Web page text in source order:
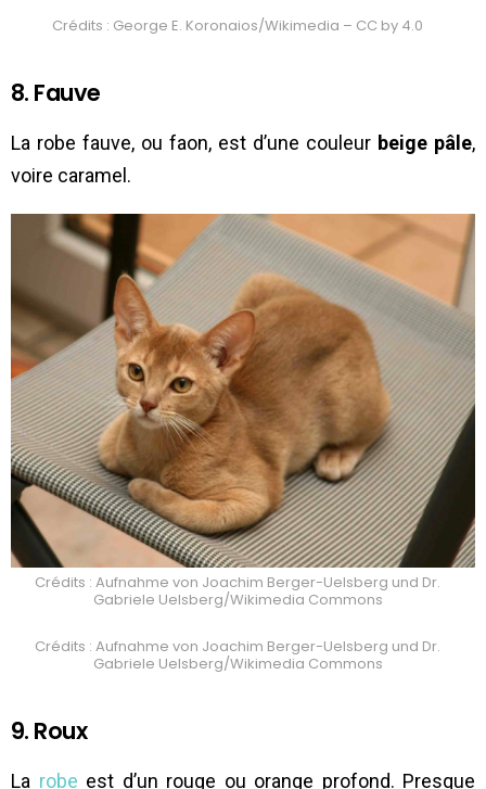
Crédits : George E. Koronaios/Wikimedia – CC by 4.0
8. Fauve
La robe fauve, ou faon, est d’une couleur beige pâle,
voire caramel.
Crédits : Aufnahme von Joachim Berger-Uelsberg und Dr.
Gabriele Uelsberg/Wikimedia Commons
Crédits : Aufnahme von Joachim Berger-Uelsberg und Dr.
Gabriele Uelsberg/Wikimedia Commons
9. Roux
La robe est d’un rouge ou orange profond. Presque